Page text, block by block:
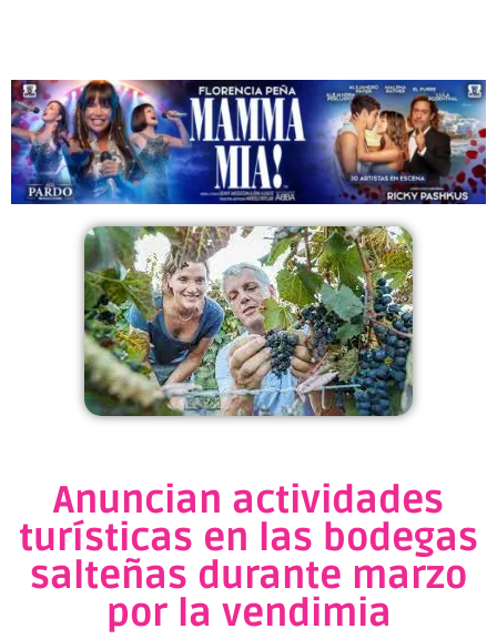
Anuncian actividades
turísticas en las bodegas
salteñas durante marzo
por la vendimia